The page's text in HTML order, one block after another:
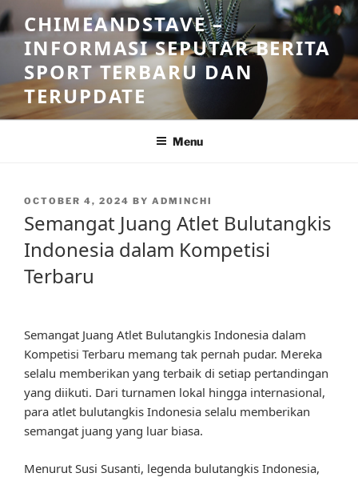
Skip
to
content
CHIMEANDSTAVE –
INFORMASI SEPUTAR BERITA
SPORT TERBARU DAN
TERUPDATE
Menu
POSTED
OCTOBER 4, 2024 BY ADMINCHI
Semangat Juang Atlet Bulutangkis
Indonesia dalam Kompetisi
Terbaru
Semangat Juang Atlet Bulutangkis Indonesia dalam
Kompetisi Terbaru memang tak pernah pudar. Mereka
selalu memberikan yang terbaik di setiap pertandingan
yang diikuti. Dari turnamen lokal hingga internasional,
para atlet bulutangkis Indonesia selalu memberikan
semangat juang yang luar biasa.
Menurut Susi Susanti, legenda bulutangkis Indonesia,